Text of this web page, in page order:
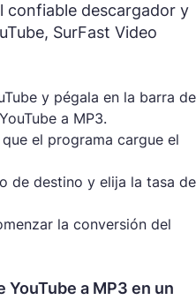
confiable descargador y
SurFast Video
y pégala en la barra de
a MP3.
el programa cargue el
de destino y elija la tasa de
la conversión del
a MP3 en un